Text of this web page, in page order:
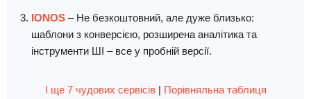
IONOS – Не безкоштовний, але дуже близько:
шаблони з конверсією, розширена аналітика та
інструменти ШІ – все у пробній версії.
І ще 7 чудових сервісів| Порівняльна таблиця